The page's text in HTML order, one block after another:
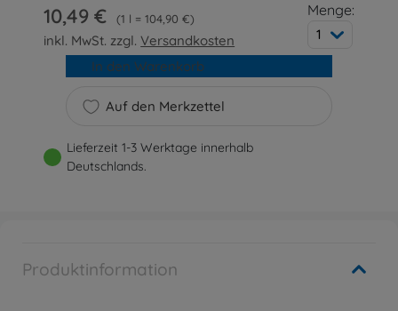
10,49 € 1 l = 104,90 €
inkl. MwSt. zzgl.Versandkosten
Menge:
1
Auf den Merkzettel
In den Warenkorb
Lieferzeit 1-3 Werktage innerhalb
Deutschlands.
Produktinformation